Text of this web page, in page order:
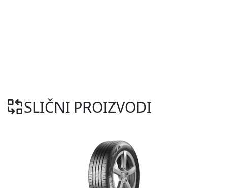
SLIČNI PROIZVODI